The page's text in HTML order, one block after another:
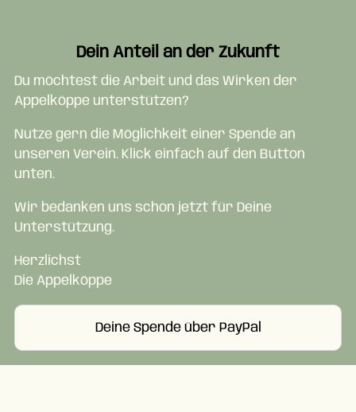
Dein Anteil an der Zukunft
Du möchtest die Arbeit und das Wirken der
Appelköppe unterstützen?
Nutze gern die Möglichkeit einer Spende an
unseren Verein. Klick einfach auf den Button
unten.
Wir bedanken uns schon jetzt für Deine
Unterstützung.
Herzlichst
Die Appelköppe
Deine Spende über PayPal